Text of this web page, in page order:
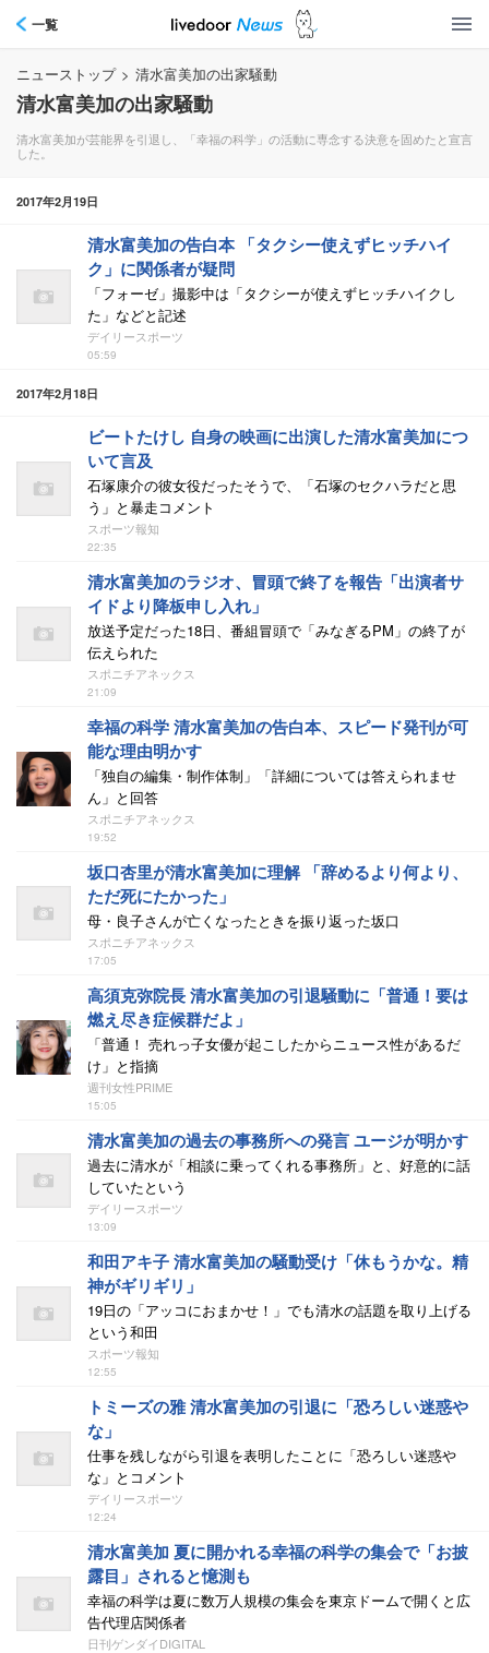
一覧
ニューストップ > 清水富美加の出家騒動
清水富美加の出家騒動
清水富美加が芸能界を引退し、「幸福の科学」の活動に専念する決意を固めたと宣言
した。
2017年2月19日
清水富美加の告白本 「タクシー使えずヒッチハイ
ク」に関係者が疑問
「フォーゼ」撮影中は「タクシーが使えずヒッチハイクし
た」などと記述
デイリースポーツ
05:59
2017年2月18日
ビートたけし 自身の映画に出演した清水富美加につ
いて言及
石塚康介の彼女役だったそうで、「石塚のセクハラだと思
う」と暴走コメント
スポーツ報知
22:35
清水富美加のラジオ、冒頭で終了を報告「出演者サ
イドより降板申し入れ」
放送予定だった18日、番組冒頭で「みなぎるPM」の終了が
伝えられた
スポニチアネックス
21:09
幸福の科学 清水富美加の告白本、スピード発刊が可
能な理由明かす
「独自の編集・制作体制」「詳細については答えられませ
ん」と回答
スポニチアネックス
19:52
坂口杏里が清水富美加に理解 「辞めるより何より、
ただ死にたかった」
母・良子さんが亡くなったときを振り返った坂口
スポニチアネックス
17:05
高須克弥院長 清水富美加の引退騒動に「普通！要は
燃え尽き症候群だよ」
「普通！ 売れっ子女優が起こしたからニュース性があるだ
け」と指摘
週刊女性PRIME
15:05
清水富美加の過去の事務所への発言 ユージが明かす
過去に清水が「相談に乗ってくれる事務所」と、好意的に話
していたという
デイリースポーツ
13:09
和田アキ子 清水富美加の騒動受け「休もうかな。精
神がギリギリ」
19日の「アッコにおまかせ！」でも清水の話題を取り上げる
という和田
スポーツ報知
12:55
トミーズの雅 清水富美加の引退に「恐ろしい迷惑や
な」
仕事を残しながら引退を表明したことに「恐ろしい迷惑や
な」とコメント
デイリースポーツ
12:24
清水富美加 夏に開かれる幸福の科学の集会で「お披
露目」されると憶測も
幸福の科学は夏に数万人規模の集会を東京ドームで開くと広
告代理店関係者
日刊ゲンダイDIGITAL